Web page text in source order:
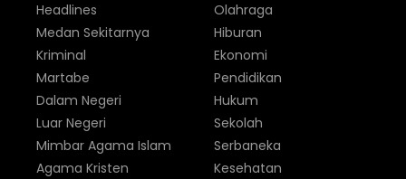
Headlines
Medan Sekitarnya
Kriminal
Martabe
Dalam Negeri
Luar Negeri
Olahraga
Hiburan
Ekonomi
Pendidikan
Hukum
Sekolah
Mimbar Agama Islam
Agama Kristen
Serbaneka
Kesehatan